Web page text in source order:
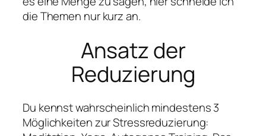
die Themen nur kurz an.
Ansatz der
Reduzierung
Du kennst wahrscheinlich mindestens 3
Möglichkeiten zur Stressreduzierung: